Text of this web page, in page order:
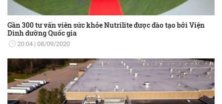
Gần 300 tư vấn viên sức khỏe Nutrilite được đào tạo bởi Viện
Dinh dưỡng Quốc gia
20:04 08/09/2020